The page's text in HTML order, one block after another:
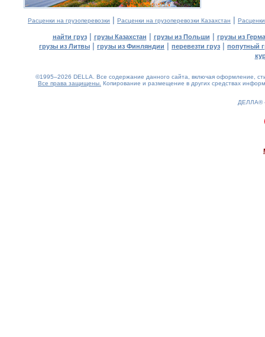
Расценки на грузоперевозки | Расценки на грузоперевозки Казахстан |
найти груз| грузы Казахстан | грузы из Польши | грузы из
грузы из Литвы | грузы из Финляндии | перевезти груз | попутный
©1995–2026 DELLA. Все содержание данного сайта, включая оформление,
Все права защищены. Копирование и размещение в других средствах